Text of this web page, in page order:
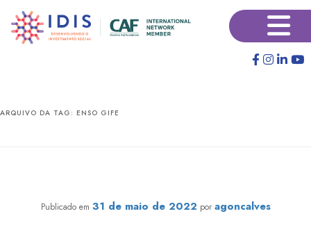
para
para
×
ARQUIVO DA TAG: ENSO GIFE
Publicado em 31 de maio de 2022 por agoncalves